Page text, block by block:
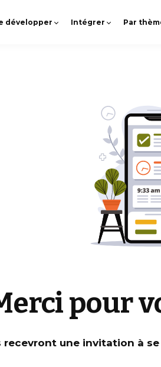
développer Intégrer Par
pour
recevront une invitation à